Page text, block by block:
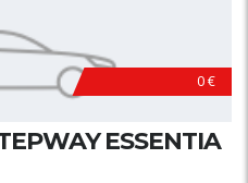
0 €
ESSENTIA